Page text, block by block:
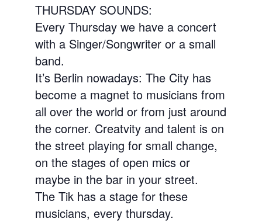
THURSDAY SOUNDS:
Every Thursday we have a concert
with a Singer/Songwriter or a small
band.
It’s Berlin nowadays: The City has
become a magnet to musicians from
all over the world or from just around
the corner. Creatvity and talent is on
the street playing for small change,
on the stages of open mics or
maybe in the bar in your street.
The Tik has a stage for these
musicians, every thursday.